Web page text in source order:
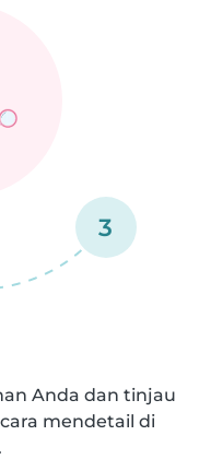
3
Anda dan tinjau
mendetail di